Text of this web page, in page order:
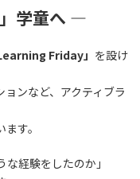
学童へ ―
Friday」 を設け
ンなど、アクティブラ
す。
経験をしたのか」